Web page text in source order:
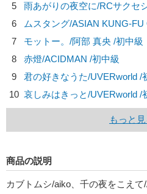
5
雨あがりの夜空に/RCサクセ
6
ムスタング/ASIAN KUNG-FU
7
モットー。/阿部 真央 /初中級
8
赤燈/ACIDMAN /初中級
9
君の好きなうた/UVERworld /
10 哀しみはきっと/UVERworld /
もっと見
商品の説明
カブトムシ/aiko、千の夜をこえ